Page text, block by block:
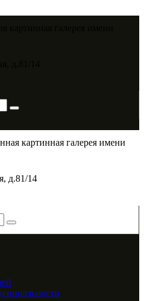
картинная галерея имени
д.81/14